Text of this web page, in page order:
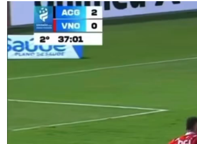
Tocador
de
vídeo